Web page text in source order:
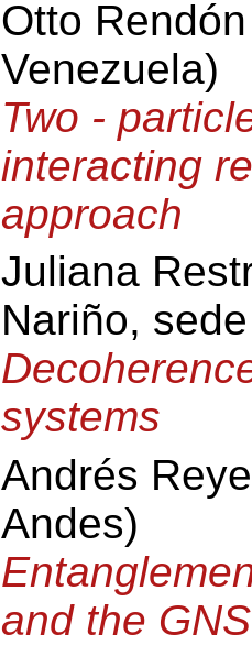
Otto
Venezuela)
Two -
interacting
approach
Juliana
Nariño,
systems
Andrés
Andes)
and the